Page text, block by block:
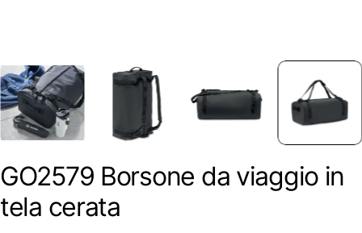
GO2579 Borsone da viaggio in
tela cerata